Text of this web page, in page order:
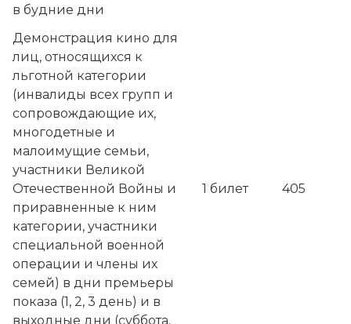
в будние дни
Демонстрация кино для
лиц, относящихся к
льготной категории
(инвалиды всех групп и
сопровождающие их,
многодетные и
малоимущие семьи,
участники Великой
Отечественной Войны и
приравненные к ним
категории, участники
специальной военной
операции и члены их
семей) в дни премьеры
показа (1, 2, 3 день) и в
выходные дни (суббота,
1 билет 405